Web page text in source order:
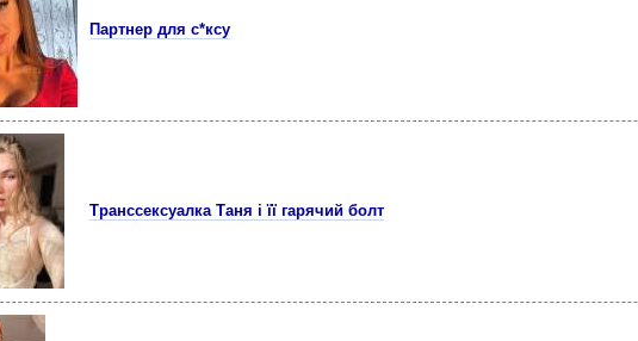
Партнер для с*ксу
Транссексуалка Таня і її гарячий болт